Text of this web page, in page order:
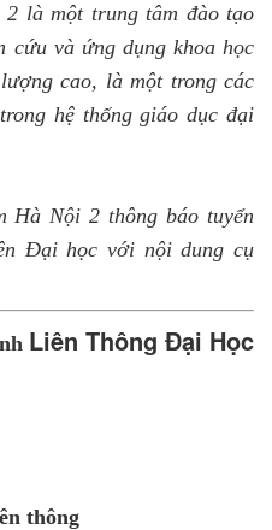
là một trung tâm đào tạo
cứu và ứng dụng khoa học
cao, là một trong các
hệ thống giáo dục đại
Nội 2 thông báo tuyển
Đại học với nội dung cụ
Liên Thông Đại Học
thông